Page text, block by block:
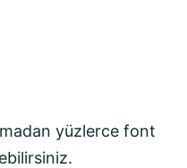
yüzlerce font